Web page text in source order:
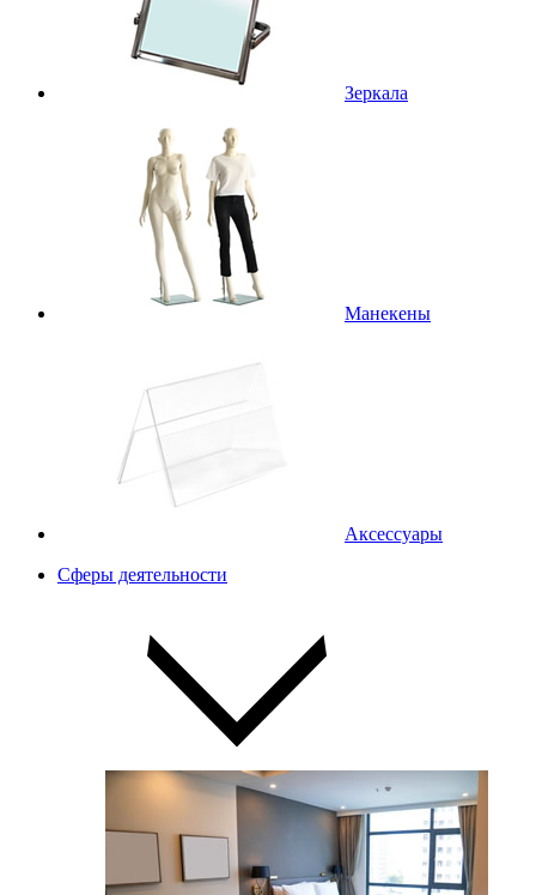
Зеркала
Манекены
Аксессуары
Сферы деятельности